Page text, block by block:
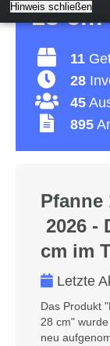
18
11
28
45
895
Pfanne
2026 -
cm im
Letzte
Das Produkt
28 cm"
neu
Hinweis schließen